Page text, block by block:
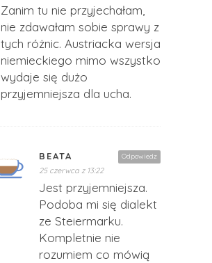
Zanim tu nie przyjechałam,
nie zdawałam sobie sprawy z
tych różnic. Austriacka wersja
niemieckiego mimo wszystko
wydaje się dużo
przyjemniejsza dla ucha.
Odpowiedz
BEATA
25 czerwca z 13:22
Jest przyjemniejsza.
Podoba mi się dialekt
ze Steiermarku.
Kompletnie nie
rozumiem co mówią